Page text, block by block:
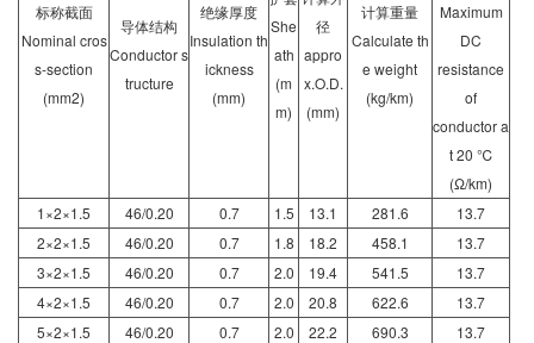
标称截面
Nominal cros
s-section
(mm2)
导体结构
Conductor s
tructure
绝缘厚度
Insulation th
ickness
(mm)
She
ath
(m
m)
径
appro
x.O.D.
(mm)
计算重量
Calculate th
e weight
(kg/km)
Maximum
DC
resistance
of
conductor a
t 20 ℃
(Ω/km)
1×2×1.5
46/0.20 0.7 1.5 13.1 281.6
13.7
2×2×1.5
46/0.20 0.7 1.8 18.2 458.1
13.7
3×2×1.5
46/0.20 0.7 2.0 19.4 541.5
13.7
4×2×1.5
46/0.20 0.7 2.0 20.8 622.6
13.7
5×2×1.5
46/0.20 0.7 2.0 22.2 690.3
13.7